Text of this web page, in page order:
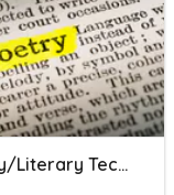
Poetry/Literary Techniques